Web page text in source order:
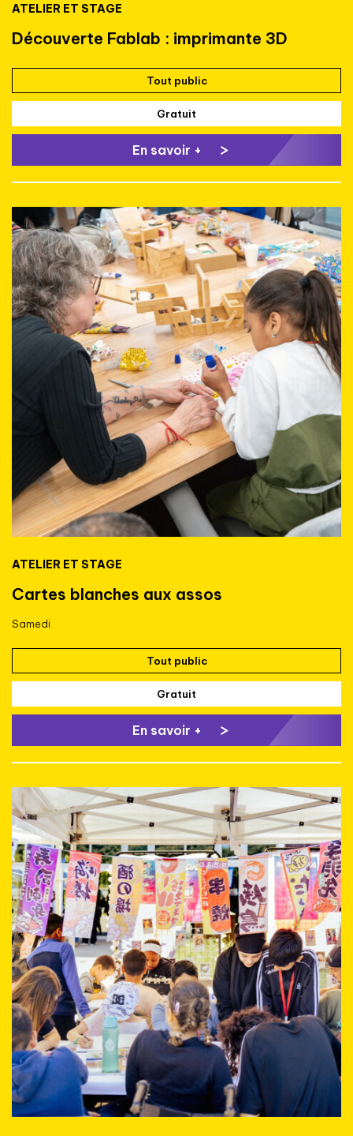
ATELIER ET STAGE
Découverte Fablab : imprimante 3D
Tout public
Gratuit
En savoir +
ATELIER ET STAGE
Cartes blanches aux assos
Samedi
Tout public
Gratuit
En savoir +